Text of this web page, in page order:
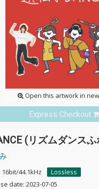
Open this artwork in
Express Checkout
(リズムダンス
44.1kHz
Lossless
date: 2023-07-05